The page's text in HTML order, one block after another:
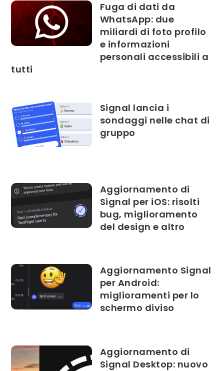
Fuga di dati da
WhatsApp: due
miliardi di foto profilo
e informazioni
personali accessibili a
tutti
Signal lancia i
sondaggi nelle chat di
gruppo
Aggiornamento di
Signal per iOS: risolti
bug, miglioramento
del design e altro
Aggiornamento Signal
per Android:
miglioramenti per lo
schermo diviso
Aggiornamento di
Signal Desktop: nuovo